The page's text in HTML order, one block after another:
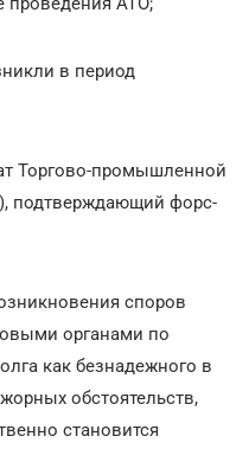
в период
Торгово-промышленной
подтверждающий форс-
споров
органами по
как безнадежного в
обстоятельств,
становится